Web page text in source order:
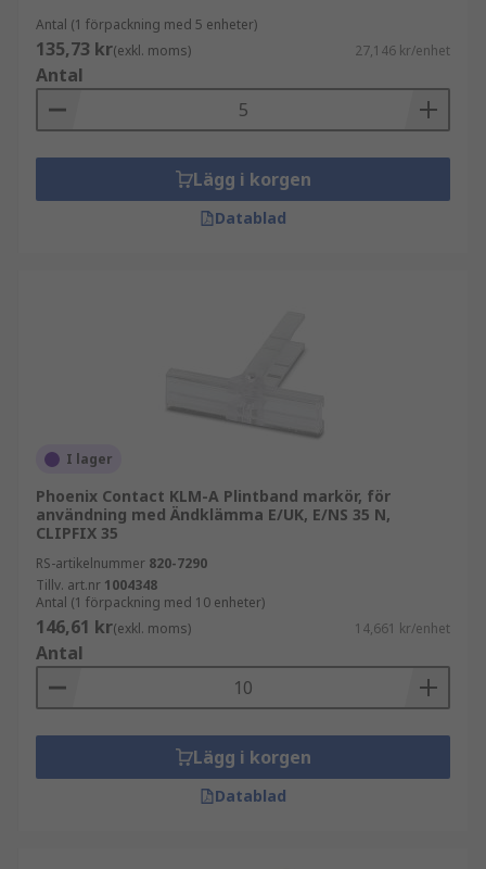
Antal (1 förpackning med 5 enheter)
135,73 kr(exkl. moms) 27,146 kr/enhet
Antal
Lägg i korgen
Datablad
I lager
Phoenix Contact KLM-A Plintband markör, för
användning med Ändklämma E/UK, E/NS 35 N,
CLIPFIX 35
RS-artikelnummer 820-7290
Tillv. art.nr 1004348
Antal (1 förpackning med 10 enheter)
146,61 kr(exkl. moms) 14,661 kr/enhet
Antal
Lägg i korgen
Datablad